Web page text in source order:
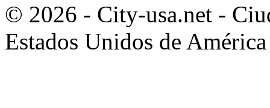
© 2026 - City-usa.net -
Estados Unidos de América